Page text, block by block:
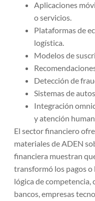
Aplicaciones
o servicios.
Plataformas de
logística.
Modelos de
Detección de
Sistemas de
Integración
y atención
El sector financiero
materiales de ADEN
financiera muestran
transformó los pagos o
lógica de
bancos, empresas